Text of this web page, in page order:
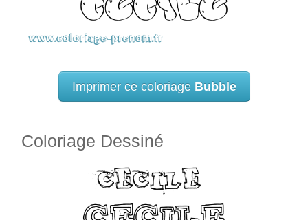
Imprimer ce coloriage Bubble
Coloriage Dessiné